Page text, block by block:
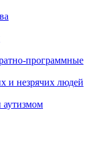
программные
и незрячих людей